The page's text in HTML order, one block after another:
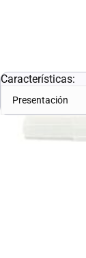
Características:
Presentación